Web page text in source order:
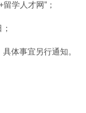
学人才网”；
体事宜另行通知。